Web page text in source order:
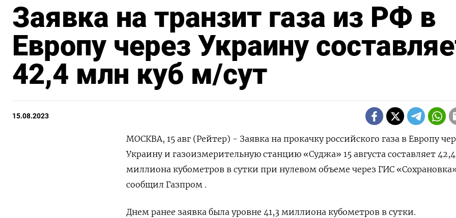
Заявка на транзит газа из РФ в
Европу через Украину
42,4 млн куб м/сут
15.08.2023
МОСКВА, 15 авг (Рейтер) - Заявка на прокачку российского газа в Европу
Украину и газоизмерительную станцию «Суджа» 15 августа составляет 42,4
миллиона кубометров в сутки при нулевом объеме через ГИС
сообщил Газпром .
Днем ранее заявка была уровне 41,3 миллиона кубометров в сутки.